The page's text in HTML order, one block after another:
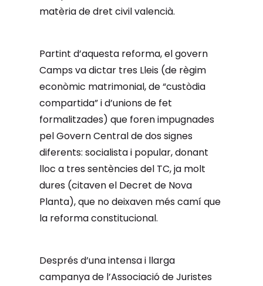
matèria de dret civil valencià.
Partint d’aquesta reforma, el govern
Camps va dictar tres Lleis (de règim
econòmic matrimonial, de “custòdia
compartida” i d’unions de fet
formalitzades) que foren impugnades
pel Govern Central de dos signes
diferents: socialista i popular, donant
lloc a tres sentències del TC, ja molt
dures (citaven el Decret de Nova
Planta), que no deixaven més camí que
la reforma constitucional.
Després d’una intensa i llarga
campanya de l’Associació de Juristes